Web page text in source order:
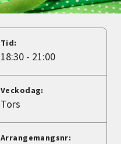
Tid:
18:30 - 21:00
Veckodag:
Tors
Arrangemangsnr: